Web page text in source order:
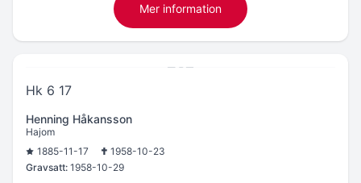
Mer information
Hk 6 17
Henning Håkansson
Hajom
1885-11-17
1958-10-23
Gravsatt: 1958-10-29